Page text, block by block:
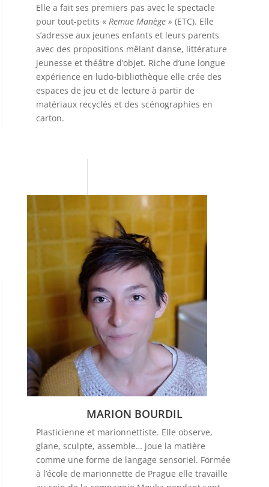
Elle a fait ses premiers pas avec le spectacle
pour tout-petits « Remue Manège » (ETC). Elle
s’adresse aux jeunes enfants et leurs parents
avec des propositions mêlant danse, littérature
jeunesse et théâtre d’objet. Riche d’une longue
expérience en ludo-bibliothèque elle crée des
espaces de jeu et de lecture à partir de
matériaux recyclés et des scénographies en
carton.
MARION BOURDIL
Plasticienne et marionnettiste. Elle observe,
glane, sculpte, assemble… joue la matière
comme une forme de langage sensoriel. Formée
à l’école de marionnette de Prague elle travaille